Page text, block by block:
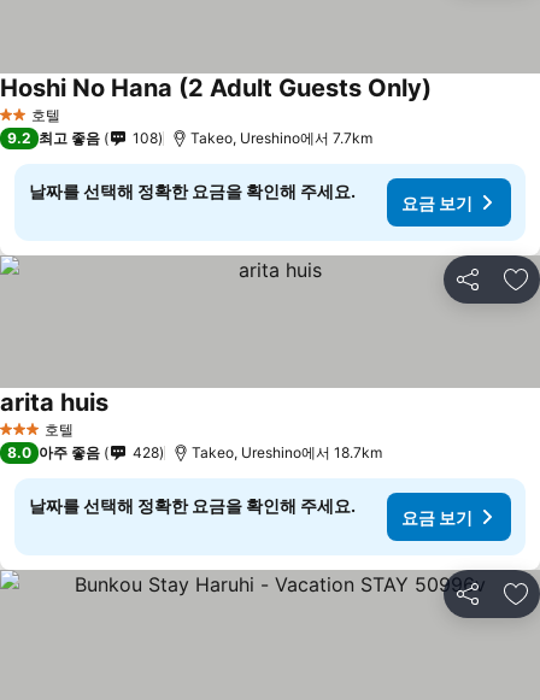
2 성급호텔
Hoshi No Hana (2 Adult Guests Only)
9.2 최고 좋음 108 Takeo, Ureshino에서 7.7km
날짜를 선택해 정확한 요금을 확인해 주세요.
요금 보기
공유 즐
3 성급 호텔
arita huis
8.0 아주 좋음 428 Takeo, Ureshino에서 18.7km
날짜를 선택해 정확한 요금을 확인해 주세요.
요금 보기
공유 즐